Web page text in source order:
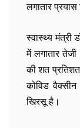
लगातार
स्वास्थ्य मंत्री
में लगातार
की शत
कोविड
खिरसू है।